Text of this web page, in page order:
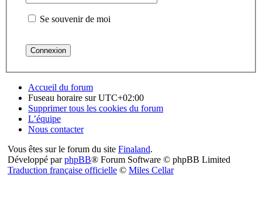
Se souvenir de moi
Accueil du forum
Fuseau horaire surUTC+02:00
Supprimer tous les cookies du forum
L’équipe
Nous contacter
Vous êtes sur le forum du site Finaland.
Développé parphpBB® Forum Software © phpBB Limited
Traduction française officielle © Miles Cellar